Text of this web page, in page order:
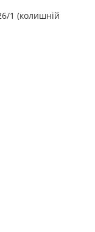
1 (колишній